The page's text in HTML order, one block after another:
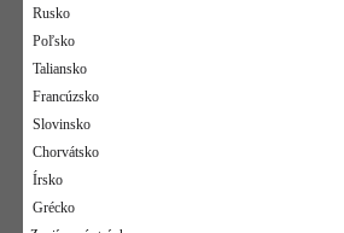
Rusko
Poľsko
Taliansko
Francúzsko
Slovinsko
Chorvátsko
Írsko
Grécko